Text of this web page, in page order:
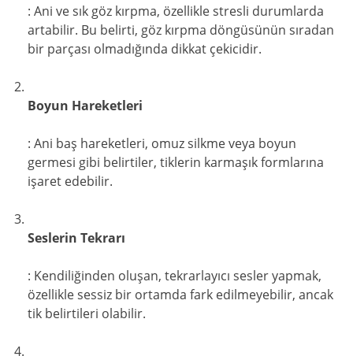
: Ani ve sık göz kırpma, özellikle stresli durumlarda
artabilir. Bu belirti, göz kırpma döngüsünün sıradan
bir parçası olmadığında dikkat çekicidir.
Boyun Hareketleri
: Ani baş hareketleri, omuz silkme veya boyun
germesi gibi belirtiler, tiklerin karmaşık formlarına
işaret edebilir.
Seslerin Tekrarı
: Kendiliğinden oluşan, tekrarlayıcı sesler yapmak,
özellikle sessiz bir ortamda fark edilmeyebilir, ancak
tik belirtileri olabilir.